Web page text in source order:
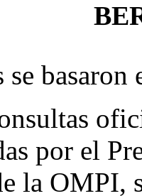
se
por el
la OMPI,